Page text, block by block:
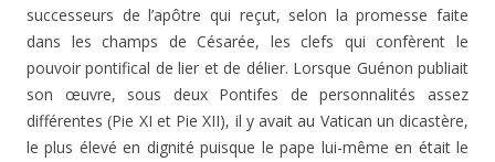
successeurs de l’apôtre qui reçut, selon la promesse faite
dans les champs de Césarée, les clefs qui confèrent le
pouvoir pontifical de lier et de délier. Lorsque Guénon publiait
son œuvre, sous deux Pontifes de personnalités assez
différentes (Pie XI et Pie XII), il y avait au Vatican un dicastère,
le plus élevé en dignité puisque le pape lui-même en était le